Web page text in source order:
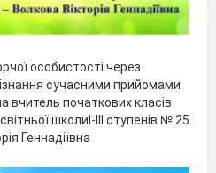
особистості через
сучасними прийомами
вчитель початкових класів
школиІ-ІІІ ступенів № 25
Геннадіївна